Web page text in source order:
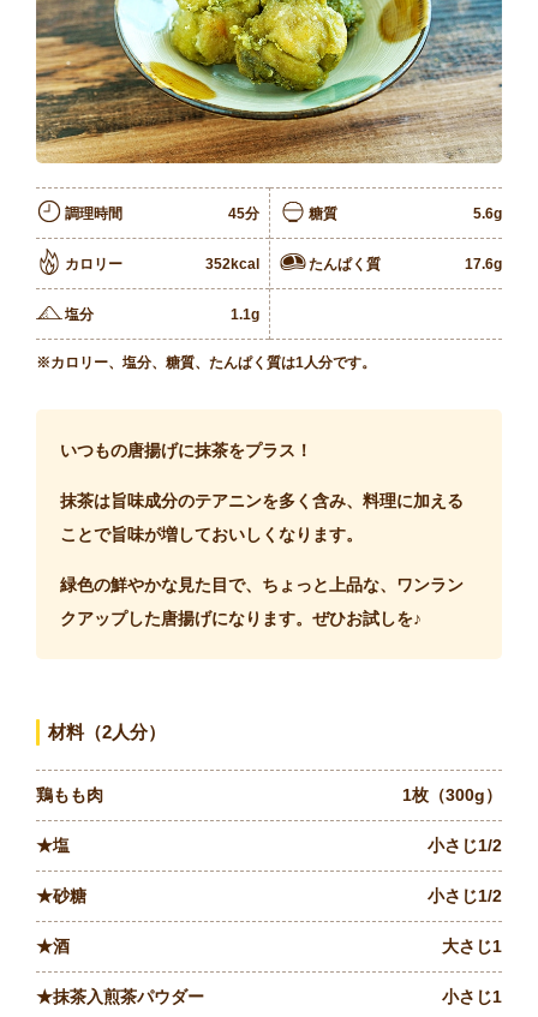
調理時間 45分
カロリー 352kcal
塩分 1.1g
糖質 5.6g
たんぱく質 17.6g
※カロリー、塩分、糖質、たんぱく質は1人分です。
いつもの唐揚げに抹茶をプラス！
抹茶は旨味成分のテアニンを多く含み、料理に加える
ことで旨味が増しておいしくなります。
緑色の鮮やかな見た目で、ちょっと上品な、ワンラン
クアップした唐揚げになります。ぜひお試しを♪
材料（2人分）
鶏もも肉 1枚（300g）
★塩 小さじ1/2
★砂糖 小さじ1/2
★酒 大さじ1
★抹茶入煎茶パウダー 小さじ1